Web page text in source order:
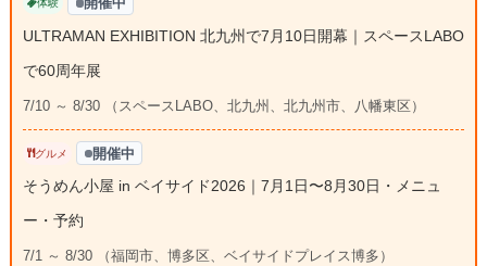
体験
ULTRAMAN EXHIBITION 北九州で7月10日開幕｜スペースLABO
で60周年展
7/10 ～ 8/30 （スペースLABO、北九州、北九州市、八幡東区）
グルメ 開催中
そうめん小屋 in ベイサイド2026｜7月1日〜8月30日・メニュ
ー・予約
7/1 ～ 8/30 （福岡市、博多区、ベイサイドプレイス博多）